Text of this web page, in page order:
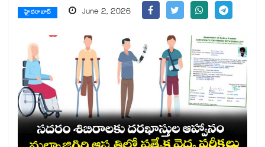
హైదరాబాద్ June 2, 2026